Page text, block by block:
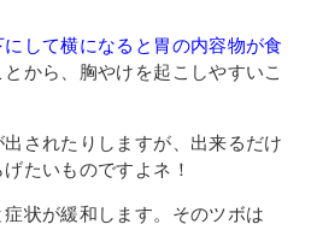
0022 東京都町田市森野1-7-8
にして横になると胃の内容物が食
とから、胸やけを起こしやすいこ
されたりしますが、出来るだけ
げたいものですよネ！
状が緩和します。そのツボは